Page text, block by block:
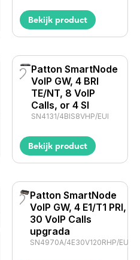
Bekijk product
Patton SmartNode
VoIP GW, 4 BRI
TE/NT, 8 VoIP
Calls, or 4 SI
SN4131/4BIS8VHP/EUI
Bekijk product
Patton SmartNode
VoIP GW, 4 E1/T1 PRI,
30 VoIP Calls
upgrada
SN4970A/4E30V120RHP/EUI